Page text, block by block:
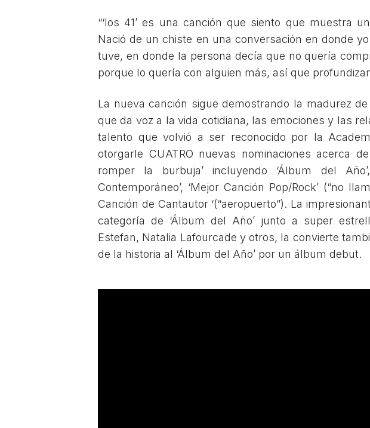
“‘los 41’ es una canción que siento que muestra
Nació de un chiste en una conversación en donde
tuve, en donde la persona decía que no quería
porque lo quería con alguien más, así que
La nueva canción sigue demostrando la madurez
que da voz a la vida cotidiana, las emociones y las
talento que volvió a ser reconocido por la
otorgarle CUATRO nuevas nominaciones acerca
romper la burbuja’ incluyendo ‘Álbum del
Contemporáneo’, ‘Mejor Canción Pop/Rock’ (“no
Canción de Cantautor ‘(“aeropuerto”). La
categoría de ‘Álbum del Año’ junto a super
Estefan, Natalia Lafourcade y otros, la convierte
de la historia al ‘Álbum del Año’ por un álbum debut.